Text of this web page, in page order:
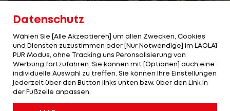
HLA: Grunddurchgangs-Sieger Vöslau
gegen Lipizzanerheimat
Handball
Datenschutz
Wählen Sie [Alle Akzeptieren] um allen Zwecken, Cookies
und Diensten zuzustimmen oder [Nur Notwendige] im LAOLA1
PUR Modus, ohne Tracking uns Peronsalisierung von
Werbung fortzufahren. Sie können mit [Optionen] auch eine
individuelle Auswahl zu treffen. Sie können Ihre Einstellungen
jederzeit über den Button links unten bzw. über den Link in
der Fußzeile anpassen.